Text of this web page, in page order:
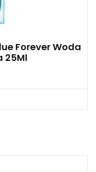
Forever Woda
25Ml